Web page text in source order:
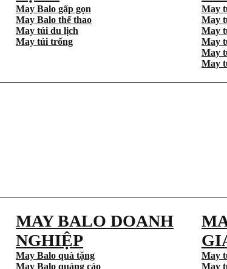
May Balo gấp gọn
May Balo thể thao
May túi du lịch
May túi trống
May
May
May
May
May
May
MAY BALO DOANH
NGHIỆP
May Balo quà tặng
May Balo quảng cáo
May
May